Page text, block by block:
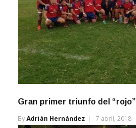
Gran primer triunfo del “rojo”
ByAdrián Hernández 7 abril, 2018